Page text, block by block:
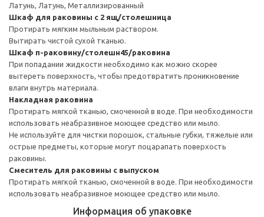
Латунь, Латунь, Металлизированный
Шкаф для раковины с 2 ящ/столешница
Протирать мягким мыльным раствором.
Вытирать чистой сухой тканью.
Шкаф п-раковину/столешн45/раковина
При попадании жидкости необходимо как можно скорее
вытереть поверхность, чтобы предотвратить проникновение
влаги внутрь материала.
Накладная раковина
Протирать мягкой тканью, смоченной в воде. При необходимости
использовать неабразивное моющее средство или мыло.
Не используйте для чистки порошок, стальные губки, тяжелые или
острые предметы, которые могут поцарапать поверхость
раковины.
Смеситель для раковины с выпуском
Протирать мягкой тканью, смоченной в воде. При необходимости
использовать неабразивное моющее средство или мыло.
Информация об упаковке